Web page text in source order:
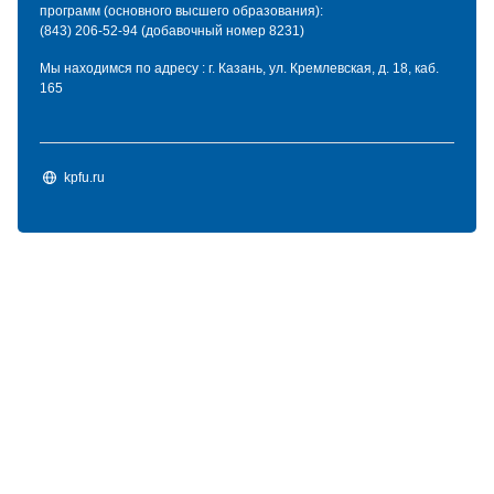
программ (основного высшего образования):
(843) 206-52-94 (добавочный номер 8231)
Мы находимся по адресу : г. Казань, ул. Кремлевская, д. 18, каб.
165
kpfu.ru